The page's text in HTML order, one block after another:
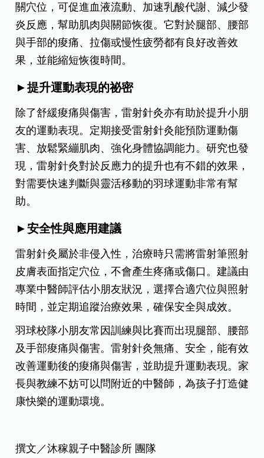
關穴位，可促進血液流動、加速乳酸代謝、減少發
炎反應，幫助肌肉與關節恢復。它對於腿部、腰部
與手部的痠痛、拉傷或慢性疲勞都有良好改善效
果，並能縮短恢復時間。
►提升運動表現的祕密
除了舒緩痠痛與傷害，雷射針灸亦有助於提升小朋
友的運動表現。定期接受雷射針灸能預防運動傷
害、放鬆緊繃肌肉、強化身體協調能力。研究也發
現，雷射針灸對於反應力的提升也有不錯的效果，
對需要快速判斷與靈活移動的羽球運動非常有幫
助。
►安全性與應用建議
雷射針灸屬於非侵入性，治療時只需將雷射筆照射
皮膚表面指定穴位，不會產生疼痛或傷口。建議由
專業中醫師評估小朋友狀況，選擇合適穴位與照射
時間，並定期追蹤治療效果，確保安全與成效。
羽球校隊小朋友常因訓練與比賽而出現腿部、腰部
及手部痠痛與傷害。雷射針灸無痛、安全，能有效
改善運動後的痠痛與傷害，並助提升運動表現。家
長與教練不妨可以問附近的中醫師，為孩子打造健
康快樂的運動環境。
撰文／沐稼親子中醫診所 團隊